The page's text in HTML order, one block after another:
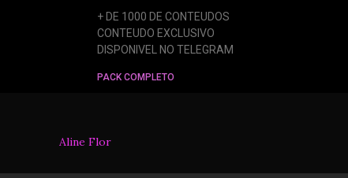
+ DE 1000 DE CONTEUDOS
CONTEUDO EXCLUSIVO
DISPONIVEL NO TELEGRAM
PACK COMPLETO
Aline Flor